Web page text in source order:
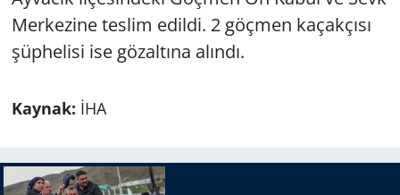
Merkezine teslim edildi. 2 göçmen kaçakçısı
şüphelisi ise gözaltına alındı.
Kaynak: İHA